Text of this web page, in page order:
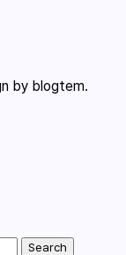
by blogtem.
Search